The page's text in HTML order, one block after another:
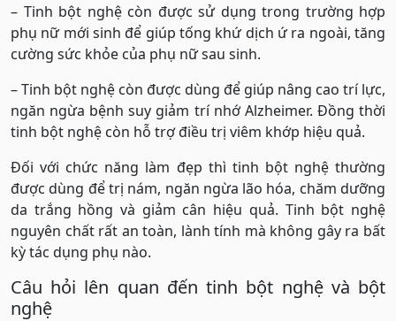
– Tinh bột nghệ còn được sử dụng trong trường hợp
phụ nữ mới sinh để giúp tống khứ dịch ứ ra ngoài, tăng
cường sức khỏe của phụ nữ sau sinh.
– Tinh bột nghệ còn được dùng để giúp nâng cao trí lực,
ngăn ngừa bệnh suy giảm trí nhớ Alzheimer. Đồng thời
tinh bột nghệ còn hỗ trợ điều trị viêm khớp hiệu quả.
Đối với chức năng làm đẹp thì tinh bột nghệ thường
được dùng để trị nám, ngăn ngừa lão hóa, chăm dưỡng
da trắng hồng và giảm cân hiệu quả. Tinh bột nghệ
nguyên chất rất an toàn, lành tính mà không gây ra bất
kỳ tác dụng phụ nào.
Câu hỏi lên quan đến tinh bột nghệ và bột
nghệ